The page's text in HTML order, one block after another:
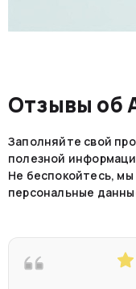
Отзывы об
Заполняйте свой
полезной
Не беспокойтесь,
персональные